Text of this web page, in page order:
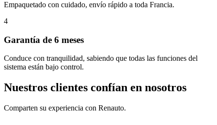
Empaquetado con cuidado, envío rápido a toda Francia.
4
Garantía de 6 meses
Conduce con tranquilidad, sabiendo que todas las funciones del
sistema están bajo control.
Nuestros clientes confían en nosotros
Comparten su experiencia con Renauto.